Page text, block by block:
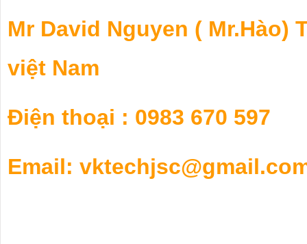
Mr David Nguyen ( Mr.Hào)
việt Nam
Điện thoại : 0983 670 597
Email: